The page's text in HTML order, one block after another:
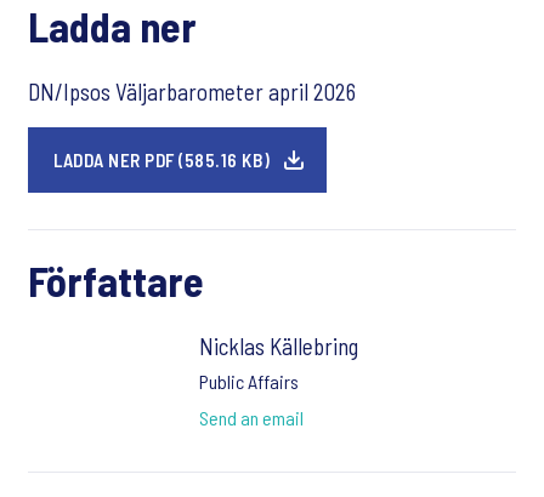
Ladda ner
DN/Ipsos Väljarbarometer april 2026
LADDA NER PDF (585.16 KB)
Författare
Nicklas Källebring
Public Affairs
Send an email